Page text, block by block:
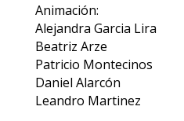
Animación:
Alejandra Garcia Lira
Beatriz Arze
Patricio Montecinos
Daniel Alarcón
Leandro Martinez